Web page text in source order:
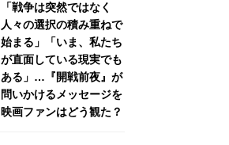
「戦争は突然ではなく
人々の選択の積み重ねで
始まる」「いま、私たち
が直面している現実でも
ある」…『開戦前夜』が
問いかけるメッセージを
映画ファンはどう観た？